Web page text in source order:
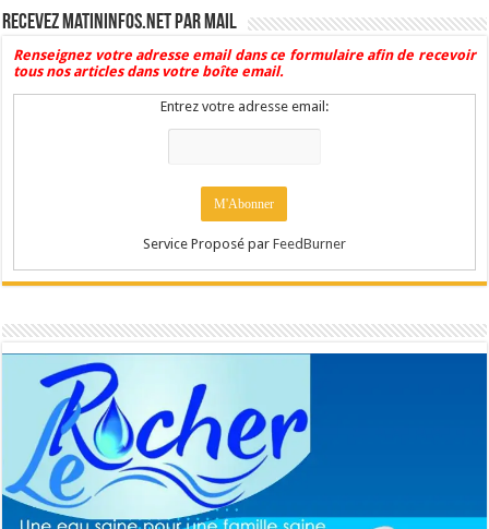
Recevez Matininfos.net par mail
Renseignez votre adresse email dans ce formulaire afin de recevoir
tous nos articles dans votre boîte email.
Entrez votre adresse email:
Service Proposé par FeedBurner